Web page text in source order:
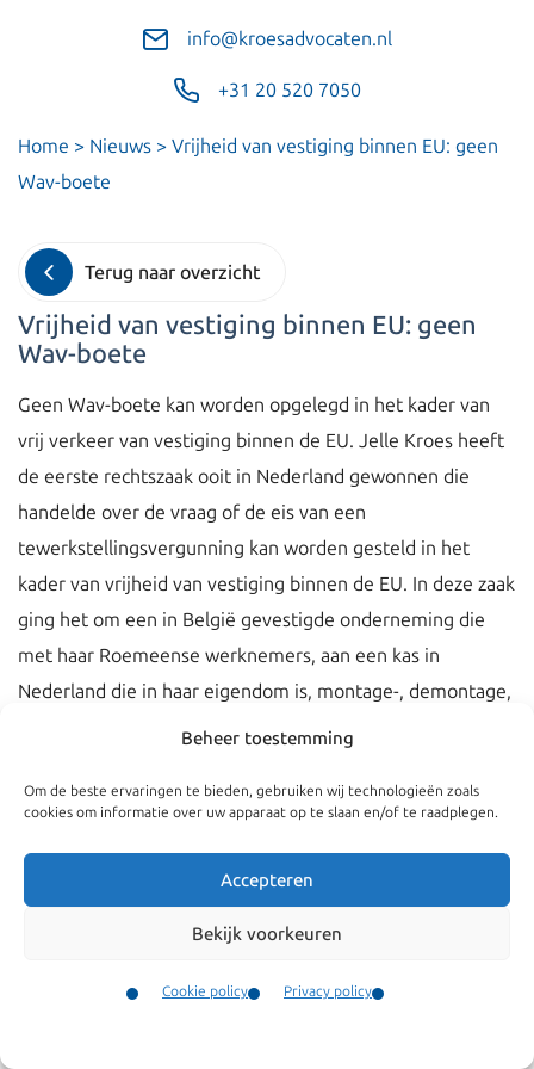
Beheer toestemming
Om de beste ervaringen te bieden, gebruiken wij technologieën zoals
cookies om informatie over uw apparaat op te slaan en/of te raadplegen.
Accepteren
Bekijk voorkeuren
Cookie policy Privacy policy
info@kroesadvocaten.nl
+31 20 520 7050
Home > Nieuws > Vrijheid van vestiging binnen EU: geen
Wav-boete
Terug naar overzicht
Vrijheid van vestiging binnen EU: geen
Wav-boete
Geen Wav-boete kan worden opgelegd in het kader van
vrij verkeer van vestiging binnen de EU. Jelle Kroes heeft
de eerste rechtszaak ooit in Nederland gewonnen die
handelde over de vraag of de eis van een
tewerkstellingsvergunning kan worden gesteld in het
kader van vrijheid van vestiging binnen de EU. In deze zaak
ging het om een in België gevestigde onderneming die
met haar Roemeense werknemers, aan een kas in
Nederland die in haar eigendom is, montage-, demontage,
en schoonmaakwerkzaamheden verrichtte. De minister
vreemdelingen(Wav) opgelegd van EUR 40.000 omdat er
werknemers. De eis van een twv is een belemmering van
de vrijheid van vestiging. Afdeling oordeelt dat de minister
niet deugdelijk heeft gemotiveerd waarom deze